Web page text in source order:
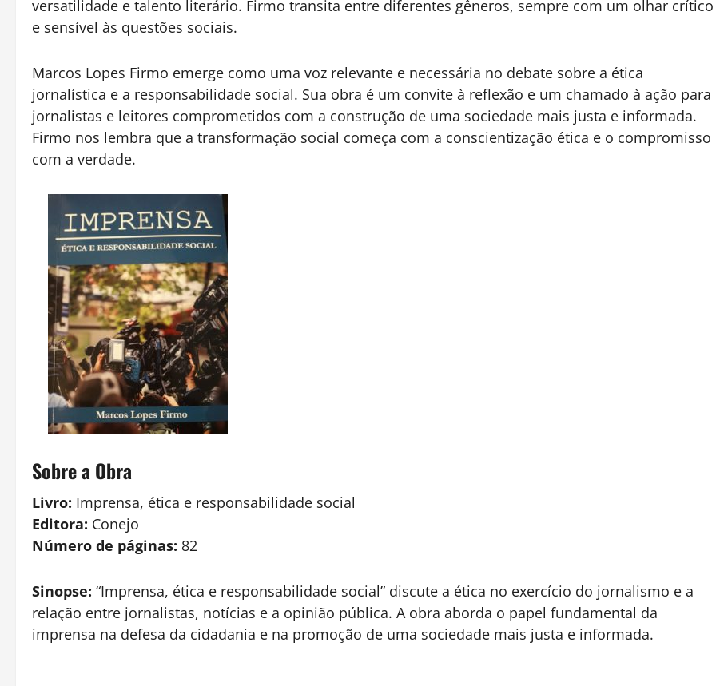
versatilidade e talento literário. Firmo transita entre diferentes gêneros, sempre com um olhar crítico
e sensível às questões sociais.
Marcos Lopes Firmo emerge como uma voz relevante e necessária no debate sobre a ética
jornalística e a responsabilidade social. Sua obra é um convite à reflexão e um chamado à ação para
jornalistas e leitores comprometidos com a construção de uma sociedade mais justa e informada.
Firmo nos lembra que a transformação social começa com a conscientização ética e o compromisso
com a verdade.
Sobre a Obra
Livro: Imprensa, ética e responsabilidade social
Editora: Conejo
Número de páginas: 82
Sinopse: “Imprensa, ética e responsabilidade social” discute a ética no exercício do jornalismo e a
relação entre jornalistas, notícias e a opinião pública. A obra aborda o papel fundamental da
imprensa na defesa da cidadania e na promoção de uma sociedade mais justa e informada.